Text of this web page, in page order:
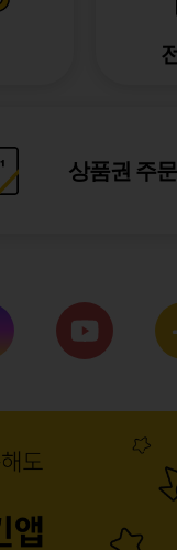
상품권 주문